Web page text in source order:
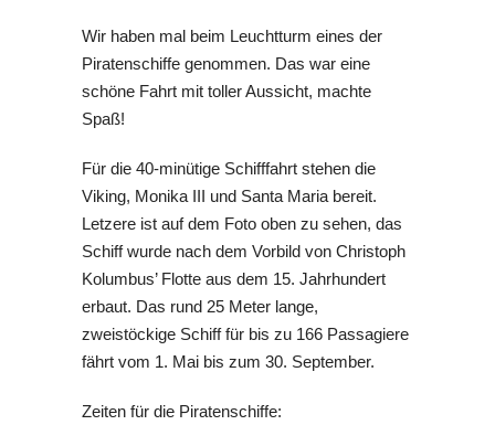
Wir haben mal beim Leuchtturm eines der
Piratenschiffe genommen. Das war eine
schöne Fahrt mit toller Aussicht, machte
Spaß!
Für die 40-minütige Schifffahrt stehen die
Viking, Monika III und Santa Maria bereit.
Letzere ist auf dem Foto oben zu sehen, das
Schiff wurde nach dem Vorbild von Christoph
Kolumbus’ Flotte aus dem 15. Jahrhundert
erbaut. Das rund 25 Meter lange,
zweistöckige Schiff für bis zu 166 Passagiere
fährt vom 1. Mai bis zum 30. September.
Zeiten für die Piratenschiffe: